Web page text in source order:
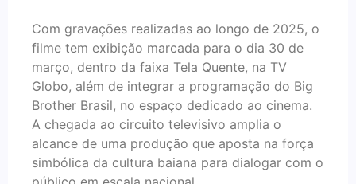
Com gravações realizadas ao longo de 2025, o
filme tem exibição marcada para o dia 30 de
março, dentro da faixa Tela Quente, na TV
Globo, além de integrar a programação do Big
Brother Brasil, no espaço dedicado ao cinema.
A chegada ao circuito televisivo amplia o
alcance de uma produção que aposta na força
simbólica da cultura baiana para dialogar com o